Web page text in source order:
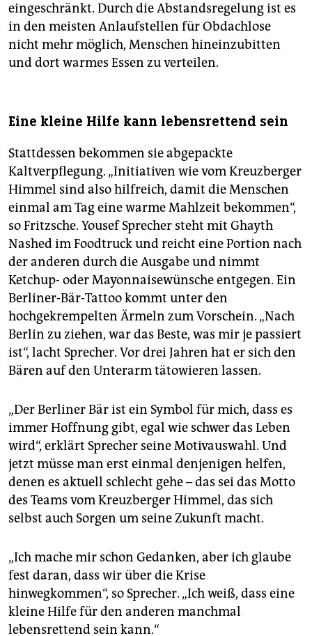
eingeschränkt. Durch die Abstandsregelung ist es
in den meisten Anlaufstellen für Obdachlose
nicht mehr möglich, Menschen hineinzubitten
und dort warmes Essen zu verteilen.
Eine kleine Hilfe kann lebensrettend sein
Stattdessen bekommen sie abgepackte
Kaltverpflegung. „Initiativen wie vom Kreuzberger
Himmel sind also hilfreich, damit die Menschen
einmal am Tag eine warme Mahlzeit bekommen“,
so Fritzsche. Yousef Sprecher steht mit Ghayth
Nashed im Foodtruck und reicht eine Portion nach
der anderen durch die Ausgabe und nimmt
Ketchup- oder Mayonnaisewünsche entgegen. Ein
Berliner-Bär-Tattoo kommt unter den
hochgekrempelten Ärmeln zum Vorschein. „Nach
Berlin zu ziehen, war das Beste, was mir je passiert
ist“, lacht Sprecher. Vor drei Jahren hat er sich den
Bären auf den Unterarm tätowieren lassen.
„Der Berliner Bär ist ein Symbol für mich, dass es
immer Hoffnung gibt, egal wie schwer das Leben
wird“, erklärt Sprecher seine Motivauswahl. Und
jetzt müsse man erst einmal denjenigen helfen,
denen es aktuell schlecht gehe – das sei das Motto
des Teams vom Kreuzberger Himmel, das sich
selbst auch Sorgen um seine Zukunft macht.
„Ich mache mir schon Gedanken, aber ich glaube
fest daran, dass wir über die Krise
hinwegkommen“, so Sprecher. „Ich weiß, dass eine
kleine Hilfe für den anderen manchmal
lebensrettend sein kann.“